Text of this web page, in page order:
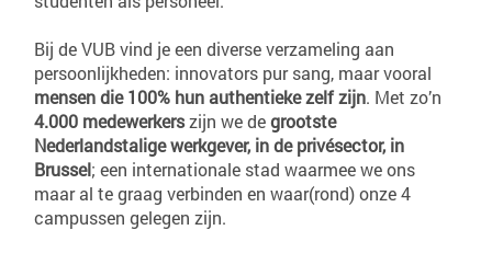
Bij de VUB vind je een diverse verzameling aan
persoonlijkheden: innovators pur sang, maar vooral
mensen die 100% hun authentieke zelf zijn. Met zo’n
4.000 medewerkerszijn we degrootste
Nederlandstalige werkgever, in de privésector, in
Brussel; een internationale stad waarmee we ons
maar al te graag verbinden en waar(rond) onze 4
campussen gelegen zijn.